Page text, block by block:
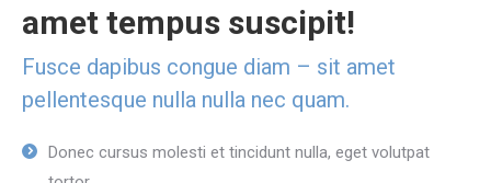
amet tempus suscipit!
Fusce dapibus congue diam – sit amet
pellentesque nulla nulla nec quam.
Donec cursus molesti et tincidunt nulla, eget volutpat